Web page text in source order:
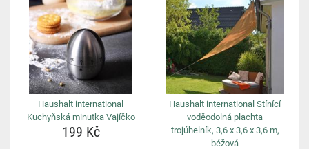
Haushalt international
Kuchyňská minutka Vajíčko
199 Kč
Haushalt international Stínící
voděodolná plachta
trojúhelník, 3,6 x 3,6 x 3,6 m,
béžová